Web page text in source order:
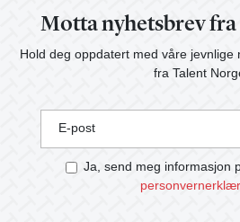
Motta nyhetsbrev
Hold deg oppdatert med våre jevnlige
fra Talent
E-post
Ja, send meg informasjon